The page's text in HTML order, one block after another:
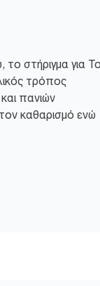
στήριγμα για
τρόπος
πανιών
καθαρισμό ενώ